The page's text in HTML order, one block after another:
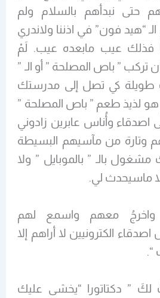
حتى نبدأهم بالسلام ولم
“هيد فون” في اذننا ولاندري
فذلك عيب مابعده عيب. لَمْ
” باص المصلحة ” أو الـ ”
طويلة كي تصل إلى مدرستك
هو لذيذ طعم ” باص المصلحة ”
وأُناس عابرين زادوني
وتارة من مآسيهم البسيطة
بالـ ” بالموبايل ” ولا
ماسيحدث لي.
واخرجُ معهم واسمع لهم
الكترونيين لا أراهم إلا
“.
لكَ ” دكتاتورا “يخشى عليك